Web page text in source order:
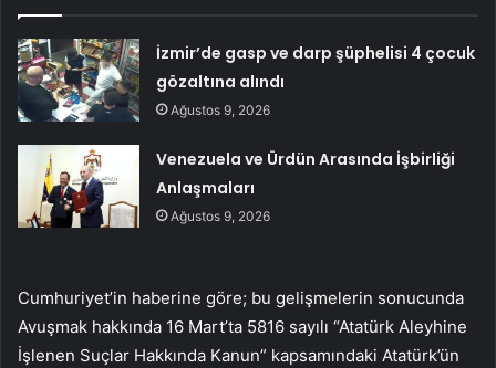
İzmir’de gasp ve darp şüphelisi 4 çocuk
gözaltına alındı
Ağustos 9, 2026
Venezuela ve Ürdün Arasında İşbirliği
Anlaşmaları
Ağustos 9, 2026
Cumhuriyet’in haberine göre; bu gelişmelerin sonucunda
Avuşmak hakkında 16 Mart’ta 5816 sayılı “Atatürk Aleyhine
İşlenen Suçlar Hakkında Kanun” kapsamındaki Atatürk’ün